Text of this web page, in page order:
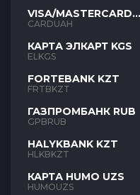
VISA/MASTERCARD
UAH
CARDUAH
КАРТА ЭЛКАРТ KGS
ELKGS
FORTEBANK KZT
FRTBKZT
ГАЗПРОМБАНК RUB
GPBRUB
HALYKBANK KZT
HLKBKZT
КАРТА HUMO UZS
HUMOUZS